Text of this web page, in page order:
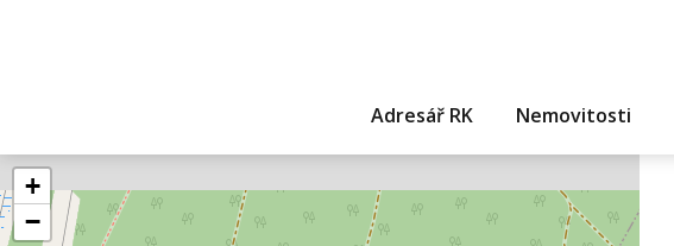
Adresář RK Nemovitosti
+
−